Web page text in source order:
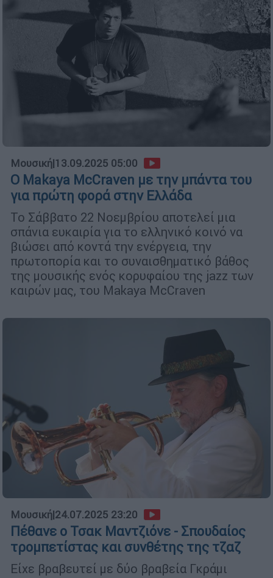
Μουσική|13.09.2025 05:00
Ο Makaya McCraven με την μπάντα του
για πρώτη φορά στην Ελλάδα
Το Σάββατο 22 Νοεμβρίου αποτελεί μια
σπάνια ευκαιρία για το ελληνικό κοινό να
βιώσει από κοντά την ενέργεια, την
πρωτοπορία και το συναισθηματικό βάθος
της μουσικής ενός κορυφαίου της jazz των
καιρών μας, του Makaya McCraven
Μουσική|24.07.2025 23:20
Πέθανε ο Τσακ Μαντζιόνε - Σπουδαίος
τρομπετίστας και συνθέτης της τζαζ
Είχε βραβευτεί με δύο βραβεία Γκράμι